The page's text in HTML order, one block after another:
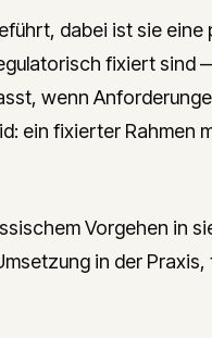
dabei ist sie eine
fixiert sind
wenn
ein fixierter Rahmen
Vorgehen in
in der Praxis,